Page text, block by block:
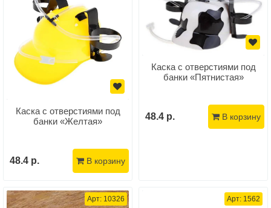
Каска с отверстиями под
банки «Желтая»
48.4 р. В корзину
Каска с отверстиями под
банки «Пятнистая»
48.4 р. В корзину
Арт: 10326 Арт: 1562